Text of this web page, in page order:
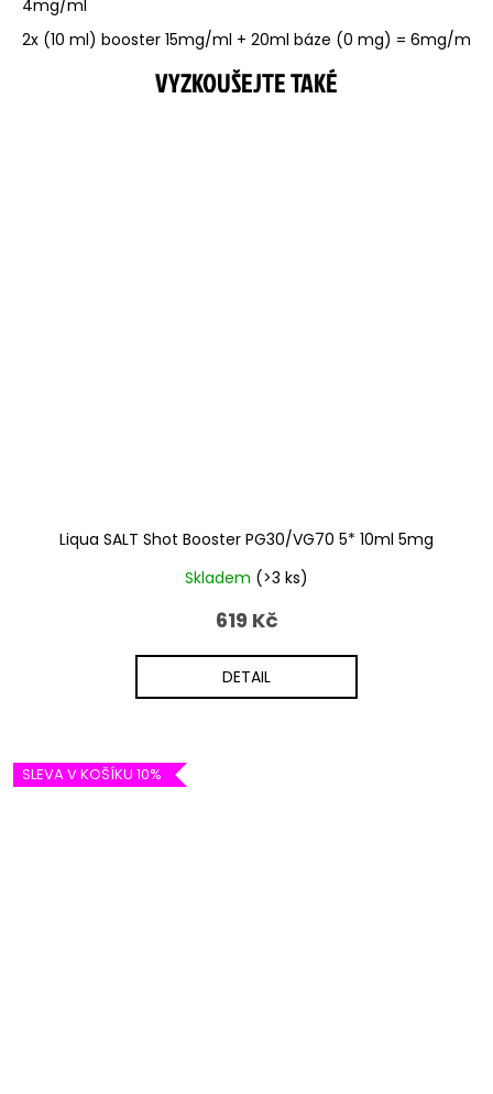
4mg/ml
2x (10 ml) booster 15mg/ml + 20ml báze (0 mg) = 6mg/m
Liqua SALT Shot Booster PG30/VG70 5* 10ml 5mg
Skladem (>3 ks)
619 Kč
DETAIL
SLEVA V KOŠÍKU 10%